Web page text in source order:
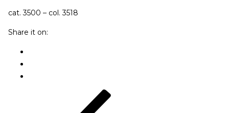
cat. 3500 – col. 3518
Share it on: